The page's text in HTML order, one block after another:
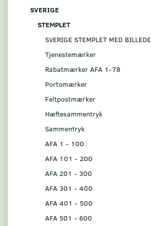
SVERIGE
STEMPLET
SVERIGE STEMPLET MED BILLEDE
Tjenestemærker
Rabatmærker AFA 1-78
Portomærker
Feltpostmærker
Hæftesammentryk
Sammentryk
AFA 1 - 100
AFA 101 - 200
AFA 201 - 300
AFA 301 - 400
AFA 401 - 500
AFA 501 - 600